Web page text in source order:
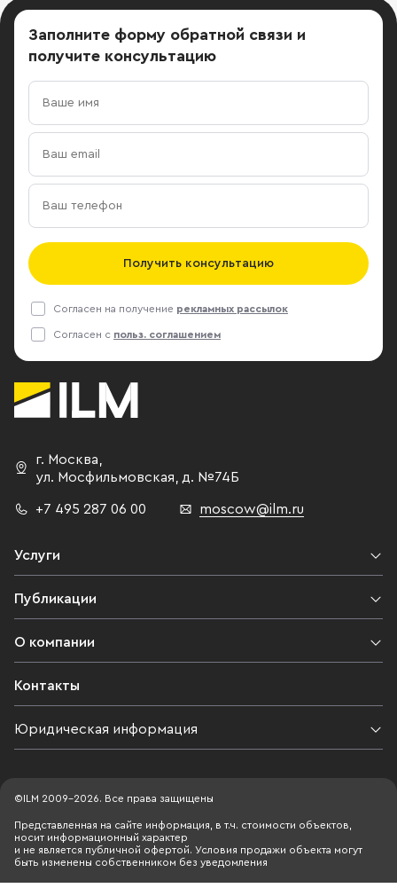
Заполните форму обратной связи и
получите консультацию
Получить консультацию
Согласен на получение рекламных рассылок
Согласен с польз. соглашением
г. Москва
ул. Мосфильмовская,
д. №74Б
+7 495 287 06 00 moscow@ilm.ru
Услуги
Публикации
О компании
Контакты
Юридическая информация
©ILM 2009-2026. Все права защищены
Представленная на сайте информация, в т.ч. стоимости объектов,
носит информационный характер
и не является публичной офертой. Условия продажи объекта могут
быть изменены собственником без уведомления